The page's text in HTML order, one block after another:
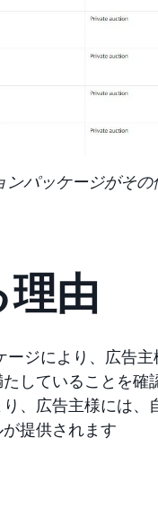
ンパッケージがそ
由
ジにより、広告
していることを
、広告主様には
提供されます